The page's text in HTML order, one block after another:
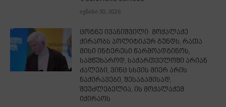
ივნისი 30, 2026
ცოტნე ივანიშვილი: მოქალაქე
ქირაობს პოლიტიკურ გუნდს, რათა
მისი ინტერესი წარმოადგინოს,
სამწუხაროდ, საქართველოში არიან
ძალები, ვინც სხვის მიერ არის
ნაქირავები, შესაბამისად,
შეუძლებელია, ის მოქალაქემ
იქირაოს